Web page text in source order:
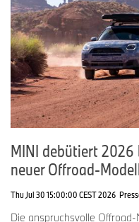
Energieeffizienzkategorie 2025
(01/2025)
MINI debütiert 2026
neuer Offroad-
Thu Jul 30 15:00:00 CEST 2026
Die anspruchsvolle